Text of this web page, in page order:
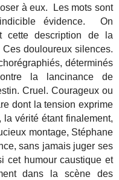
à eux. Les mots sont
évidence. On
cette description de la
douloureux silences.
déterminés
la lancinance de
Cruel. Courageux ou
dont la tension exprime
la vérité étant finalement,
montage, Stéphane
sans jamais juger ses
cet humour caustique et
dans la scène des